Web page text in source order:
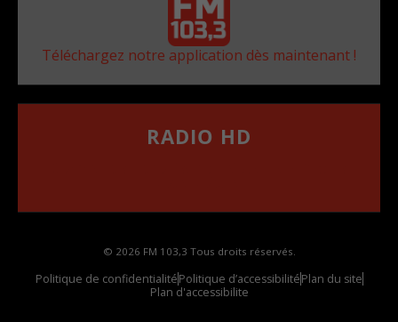
Téléchargez notre application dès maintenant !
RADIO HD
© 2026 FM 103,3 Tous droits réservés.
Politique de confidentialitéPolitique d’accessibilitéPlan du site
Plan d'accessibilite